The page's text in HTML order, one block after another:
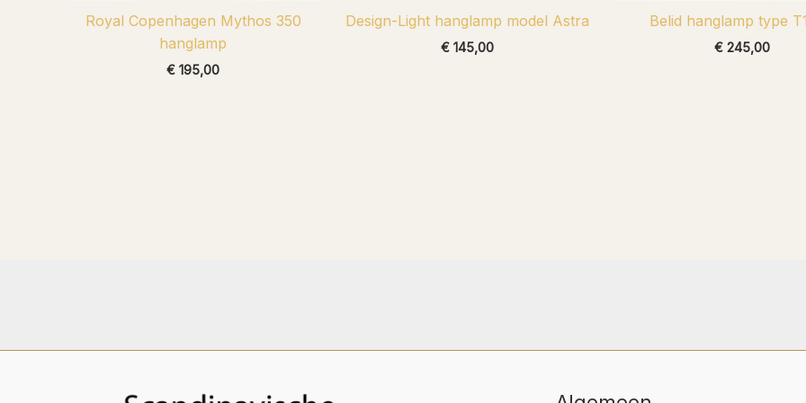
Royal Copenhagen Mythos 350
hanglamp
€ 195,00
Design-Light hanglamp model Astra
€ 145,00
Belid hanglamp type
€245,00